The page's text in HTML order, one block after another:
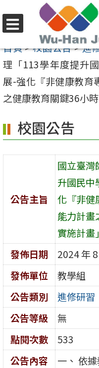
至
要
內
容
選
單
首頁>校園公告>進
理「113學年度提升
展-強化『非健康教育
之健康教育關鍵36小時
校園公告
公告主旨
國立臺灣
升國民中
化『非健
能力計畫
實施計畫」
發佈日期
2024 年
發佈單位
教學組
公告類別
進修研習
公告等級
無
點閱次數
533
公告內容
一、 依